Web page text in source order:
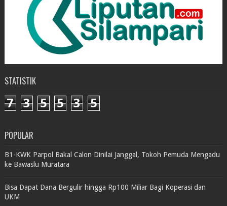
STATISTIK
7 3 5 5 3 5
POPULAR
B1-KWK Parpol Bakal Calon Dinilai Janggal, Tokoh Pemuda Mengadu
ke Bawaslu Muratara
Bisa Dapat Dana Bergulir hingga Rp100 Miliar Bagi Koperasi dan
UKM